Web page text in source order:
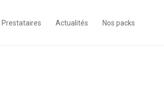
Prestataires Actualités Nos packs